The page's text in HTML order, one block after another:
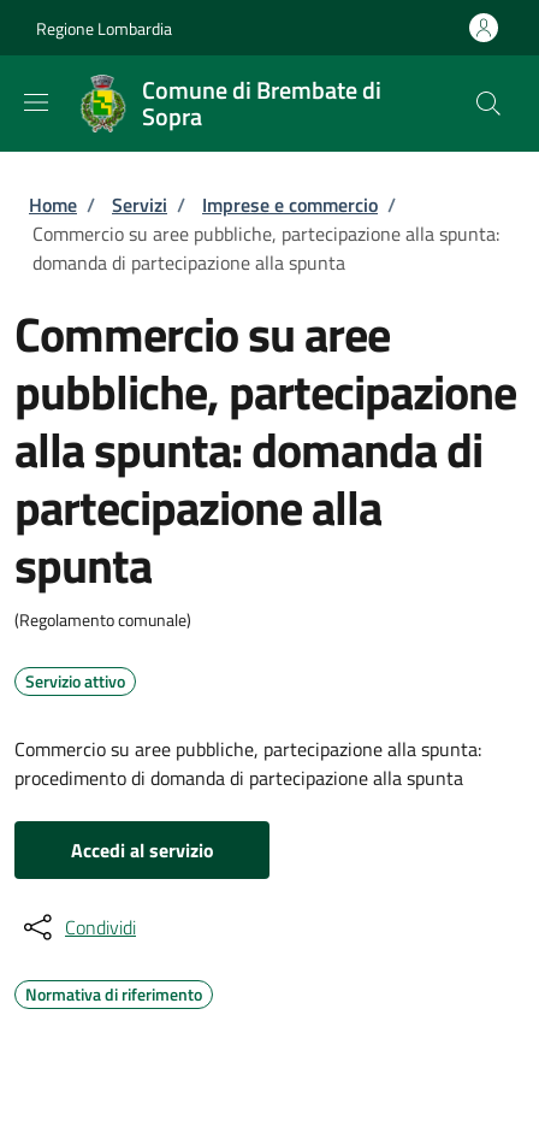
Regione Lombardia
Comune di Brembate di
Sopra
Briciole di pane
Home / Servizi / Imprese e commercio /
Commercio su aree pubbliche, partecipazione alla spunta:
domanda di partecipazione alla spunta
Commercio su aree
pubbliche, partecipazione
alla spunta: domanda di
partecipazione alla
spunta
(Regolamento comunale)
Servizio attivo
Commercio su aree pubbliche, partecipazione alla spunta:
procedimento di domanda di partecipazione alla spunta
Accedi al servizio
Condividi
Normativa di riferimento